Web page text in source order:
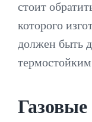
стоит
которого
должен быть